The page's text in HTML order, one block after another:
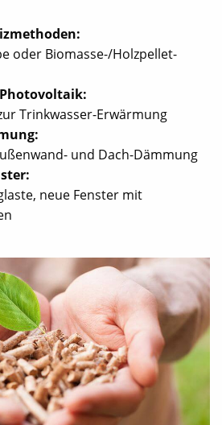
oder Biomasse-/Holzpellet-
Trinkwasser-Erwärmung
und Dach-Dämmung
neue Fenster mit